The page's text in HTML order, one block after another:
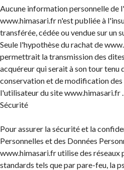
Aucune information personnelle de
www.himasari.fr n'est publiée à
transférée, cédée ou vendue sur un
Seule l'hypothèse du rachat de
permettrait la transmission des
acquéreur qui serait à son tour tenu
conservation et de modification des
l'utilisateur du site www.himasari.fr .
Sécurité
Pour assurer la sécurité et la
Personnelles et des Données
www.himasari.fr utilise des
standards tels que par pare-feu, la